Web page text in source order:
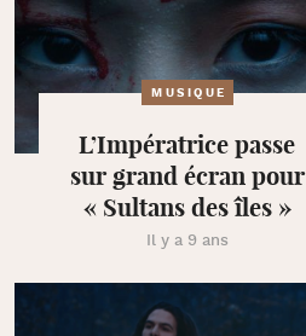
MUSIQUE
L’Impératrice passe
sur grand écran pour
« Sultans des îles »
Il y a 9 ans